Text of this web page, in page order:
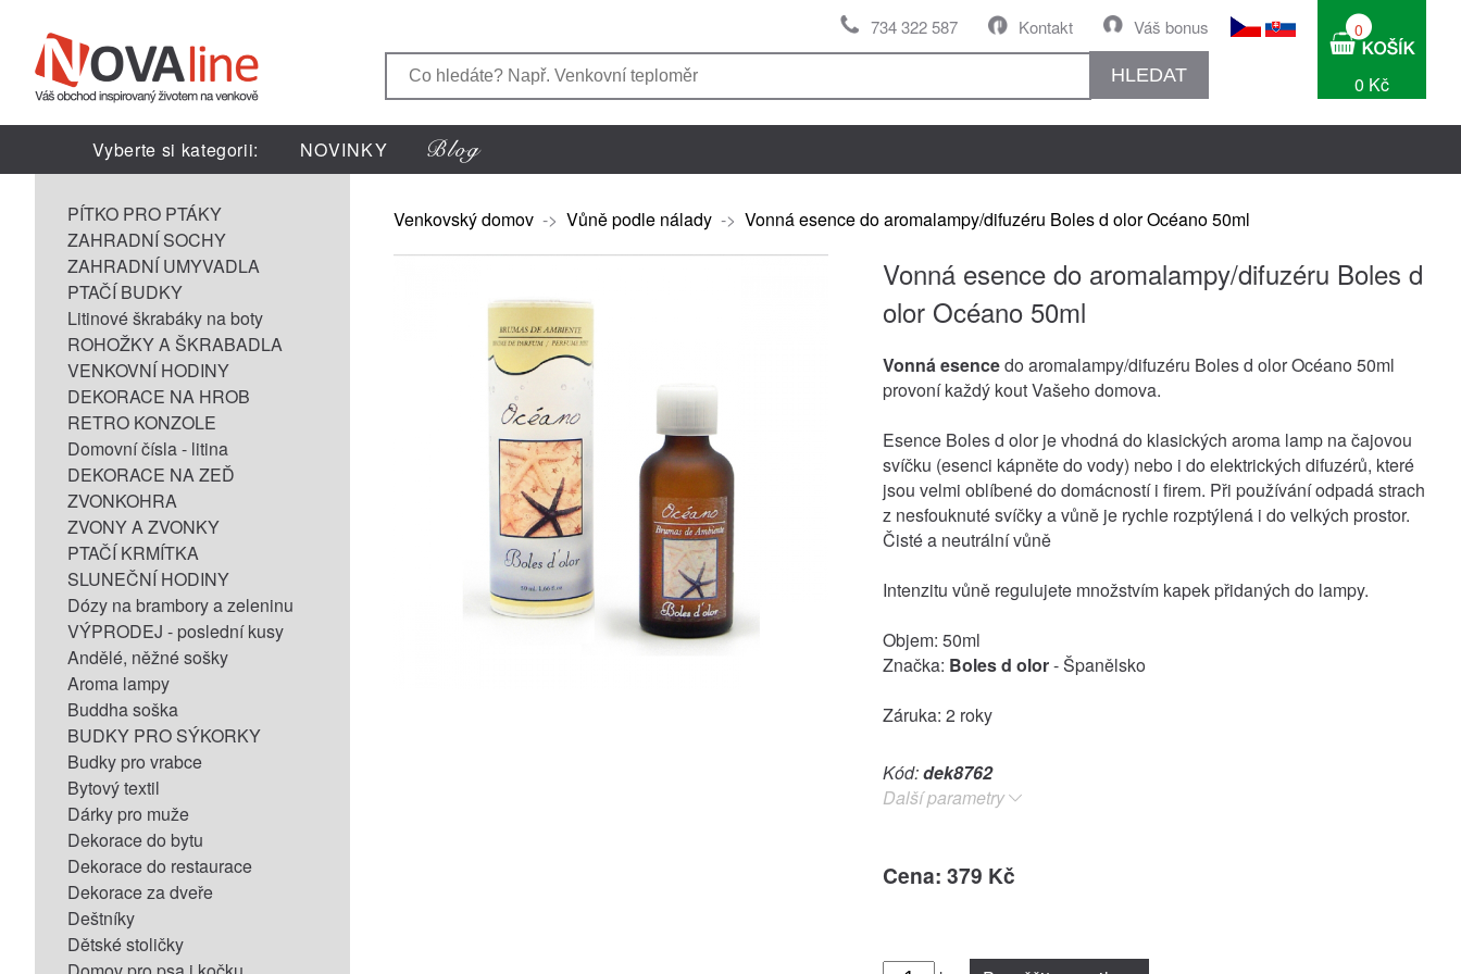
Váš bonus
Kontakt
734 322 587
HLEDAT
0
0 Kč
Vyberte si kategorii: NOVINKY
PÍTKO PRO PTÁKY
ZAHRADNÍ SOCHY
ZAHRADNÍ UMYVADLA
PTAČÍ BUDKY
Litinové škrabáky na boty
ROHOŽKY A ŠKRABADLA
VENKOVNÍ HODINY
DEKORACE NA HROB
RETRO KONZOLE
Domovní čísla - litina
DEKORACE NA ZEĎ
ZVONKOHRA
ZVONY A ZVONKY
PTAČÍ KRMÍTKA
SLUNEČNÍ HODINY
Dózy na brambory a zeleninu
VÝPRODEJ - poslední kusy
Andělé, něžné sošky
Aroma lampy
Buddha soška
BUDKY PRO SÝKORKY
Budky pro vrabce
Bytový textil
Dárky pro muže
Dekorace do bytu
Dekorace do restaurace
Dekorace za dveře
Deštníky
Dětské stoličky
Venkovský domov -> Vůně podle nálady -> Vonná esence do aromalampy/difuzéru Boles d olor Océano 50ml
Vonná esence do aromalampy/difuzéru Boles d
olor Océano 50ml
Vonná esencedo aromalampy/difuzéru Boles d olor Océano 50ml
provoní každý kout Vašeho domova.
Esence Boles d olor je vhodná do klasických aroma lamp na čajovou
svíčku (esenci kápněte do vody) nebo i do elektrických difuzérů, které
jsou velmi oblíbené do domácností i firem. Při používání odpadá strach
z nesfouknuté svíčky a vůně je rychle rozptýlená i do velkých prostor.
Čisté a neutrální vůně
Intenzitu vůně regulujete množstvím kapek přidaných do lampy.
Objem: 50ml
Značka: Boles d olor- Španělsko
Záruka: 2 roky
Kód:dek8762
Další parametry
Cena: 379 Kč